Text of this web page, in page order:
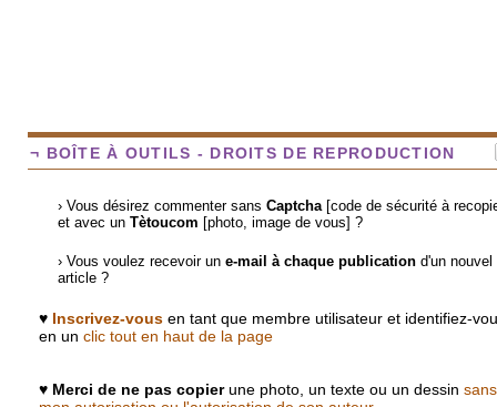
¬ BOÎTE À OUTILS - DROITS DE REPRODUCTION
› Vous désirez commenter sans Captcha [code de sécurité à
et avec un Tètoucom [photo, image de vous] ?
› Vous voulez recevoir un e-mail à chaque publication d'un nouvel
article ?
♥ Inscrivez-vous en tant que membre utilisateur et identifiez-
en un clic tout en haut de la page
♥ Merci de ne pas copierune photo, un texte ou un dessin sans